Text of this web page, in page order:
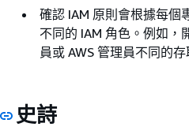
確認 IAM 原則會根據每個
不同的 IAM 角色。例如，
員或 AWS 管理員不同的存
史詩